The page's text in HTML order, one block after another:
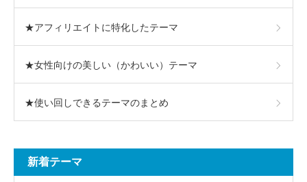
★アフィリエイトに特化したテーマ
★女性向けの美しい（かわいい）テーマ
★使い回しできるテーマのまとめ
新着テーマ